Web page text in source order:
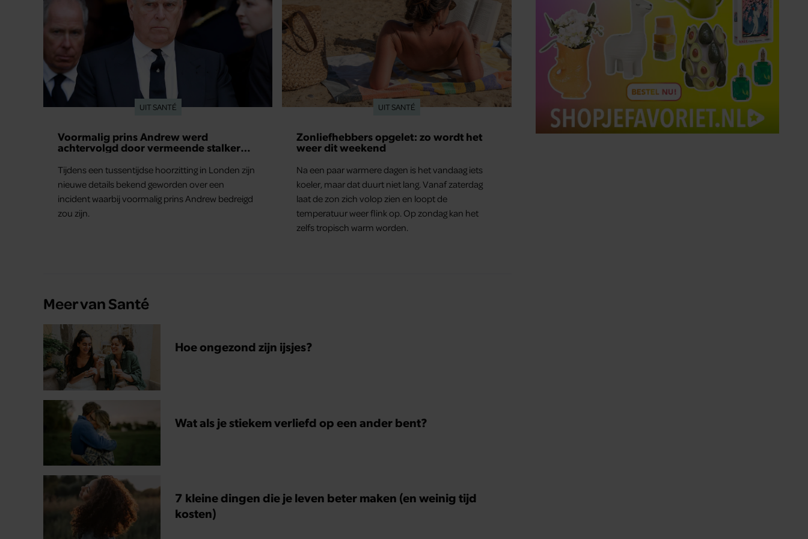
UIT SANTÉ
Voormalig prins Andrew werd
achtervolgd door vermeende stalker
Tijdens een tussentijdse hoorzitting in Londen zijn
nieuwe details bekend geworden over een
incident waarbij voormalig prins Andrew bedreigd
zou zijn.
UIT SANTÉ
Zonliefhebbers opgelet: zo wordt het
weer dit weekend
Na een paar warmere dagen is het vandaag iets
koeler, maar dat duurt niet lang. Vanaf zaterdag
laat de zon zich volop zien en loopt de
temperatuur weer flink op. Op zondag kan het
zelfs tropisch warm worden.
Meer van Santé
Hoe ongezond zijn ijsjes?
Wat als je stiekem verliefd op een ander bent?
7 kleine dingen die je leven beter maken (en weinig tijd
kosten)